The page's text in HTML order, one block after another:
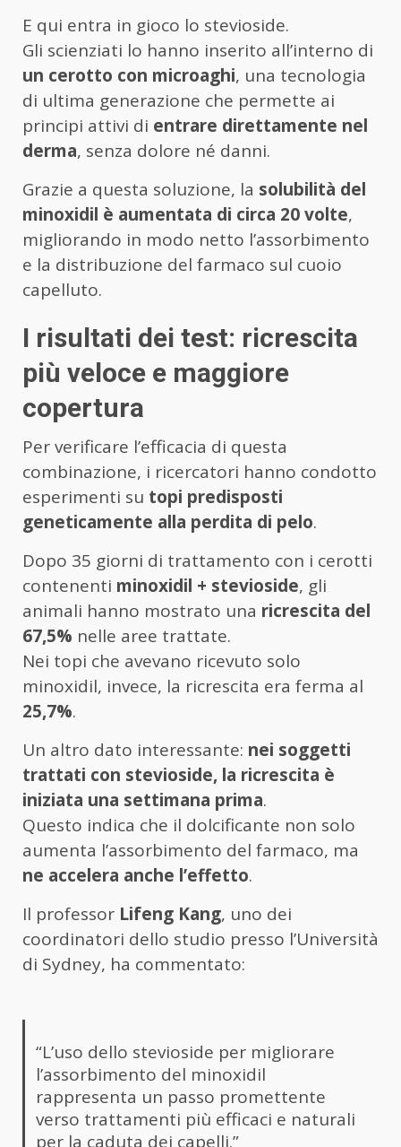
E qui entra in gioco lo stevioside.
Gli scienziati lo hanno inserito all’interno di
un cerotto con microaghi, una tecnologia
di ultima generazione che permette ai
principi attivi di entrare direttamente nel
derma, senza dolore né danni.
Grazie a questa soluzione, la solubilità del
minoxidil è aumentata di circa 20 volte,
migliorando in modo netto l’assorbimento
e la distribuzione del farmaco sul cuoio
capelluto.
I risultati dei test: ricrescita
più veloce e maggiore
copertura
Per verificare l’efficacia di questa
combinazione, i ricercatori hanno condotto
esperimenti su topi predisposti
geneticamente alla perdita di pelo.
Dopo 35 giorni di trattamento con i cerotti
contenenti minoxidil + stevioside, gli
animali hanno mostrato una ricrescita del
67,5% nelle aree trattate.
Nei topi che avevano ricevuto solo
minoxidil, invece, la ricrescita era ferma al
25,7%.
Un altro dato interessante: nei soggetti
trattati con stevioside, la ricrescita è
iniziata una settimana prima.
Questo indica che il dolcificante non solo
aumenta l’assorbimento del farmaco, ma
ne accelera anche l’effetto.
Il professor Lifeng Kang, uno dei
coordinatori dello studio presso l’Università
di Sydney, ha commentato:
“L’uso dello stevioside per migliorare
l’assorbimento del minoxidil
rappresenta un passo promettente
verso trattamenti più efficaci e naturali
per la caduta dei capelli.”